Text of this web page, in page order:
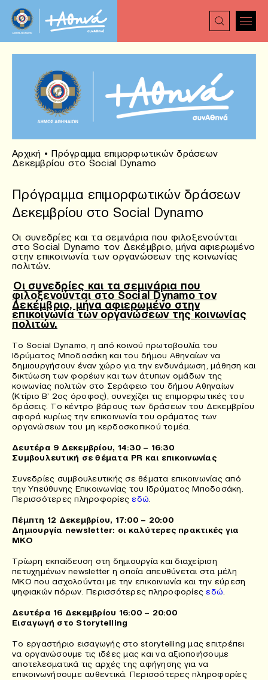
Αρχική • Πρόγραμμα επιμορφωτικών δράσεων
Δεκεμβρίου στο Social Dynamo
Πρόγραμμα επιμορφωτικών δράσεων
Δεκεμβρίου στο Social Dynamo
Οι συνεδρίες και τα σεμινάρια που φιλοξενούνται
στο Social Dynamo τον Δεκέμβριο, μήνα αφιερωμένο
στην επικοινωνία των οργανώσεων της κοινωνίας
πολιτών.
Οι συνεδρίες και τα σεμινάρια που
φιλοξενούνται στο Social Dynamo τον
Δεκέμβριο, μήνα αφιερωμένο στην
επικοινωνία των οργανώσεων της κοινωνίας
πολιτών.
Το Social Dynamo, η από κοινού πρωτοβουλία του
Ιδρύματος Μποδοσάκη και του δήμου Αθηναίων να
δημιουργήσουν έναν χώρο για την ενδυνάμωση, μάθηση και
δικτύωση των φορέων και των άτυπων ομάδων της
κοινωνίας πολιτών στο Σεράφειο του δήμου Αθηναίων
(Κτίριο Β’ 2ος όροφος), συνεχίζει τις επιμορφωτικές του
δράσεις. Το κέντρο βάρους των δράσεων του Δεκεμβρίου
αφορά κυρίως την επικοινωνία του οράματος των
οργανώσεων του μη κερδοσκοπικού τομέα.
Δευτέρα 9 Δεκεμβρίου, 14:30 – 16:30
Συμβουλευτική σε θέματα PR και επικοινωνίας
Συνεδρίες συμβουλευτικής σε θέματα επικοινωνίας από
την Υπεύθυνης Επικοινωνίας του Ιδρύματος Μποδοσάκη.
Περισσότερες πληροφορίες εδώ.
Πέμπτη 12 Δεκεμβρίου, 17:00 – 20:00
Δημιουργία newsletter: οι καλύτερες πρακτικές για
ΜΚΟ
Τρίωρη εκπαίδευση στη δημιουργία και διαχείριση
πετυχημένων newsletter η οποία απευθύνεται στα μέλη
ΜΚΟ που ασχολούνται με την επικοινωνία και την εύρεση
ψηφιακών πόρων. Περισσότερες πληροφορίες εδώ.
Δευτέρα 16 Δεκεμβρίου 16:00 – 20:00
Εισαγωγή στο Storytelling
Το εργαστήριο εισαγωγής στο storytelling μας επιτρέπει
να οργανώσουμε τις ιδέες μας και να αξιοποιήσουμε
αποτελεσματικά τις αρχές της αφήγησης για να
επικοινωνήσουμε αυθεντικά. Περισσότερες πληροφορίες